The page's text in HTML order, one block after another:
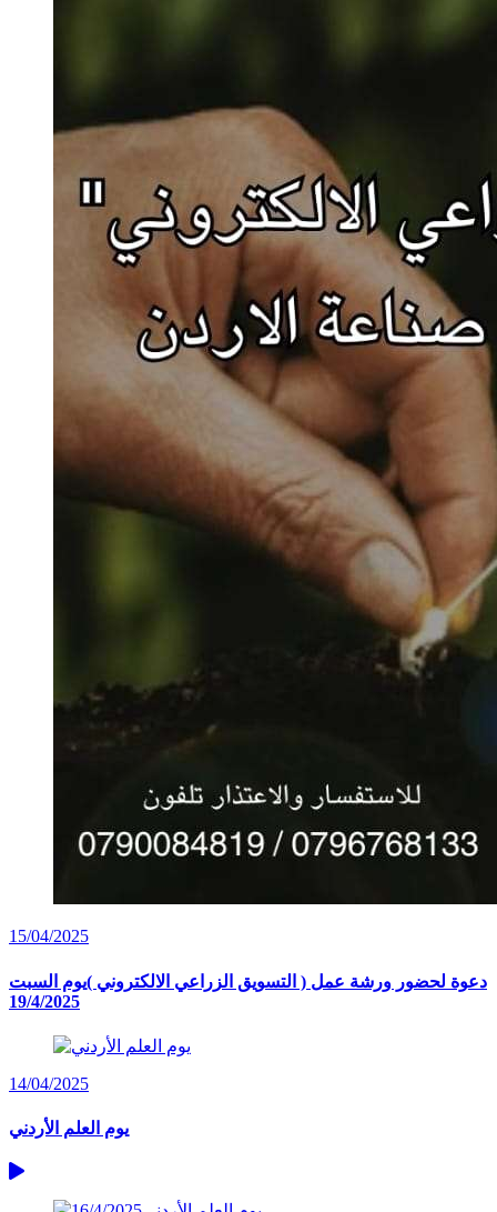
15/04/2025
دعوة لحضور ورشة عمل ( التسويق الزراعي الالكتروني )يوم السبت
19/4/2025
14/04/2025
يوم العلم الأردني